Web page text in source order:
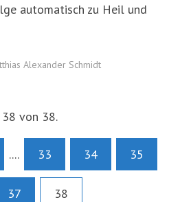
automatisch zu Heil und
Alexander Schmidt
von 38.
.... 33 34 35
37 38